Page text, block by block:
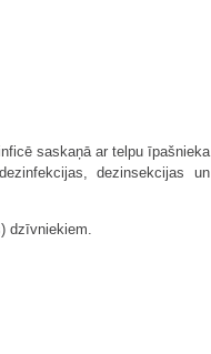
saskaņā ar telpu īpašnieka
dezinsekcijas un
dzīvniekiem.